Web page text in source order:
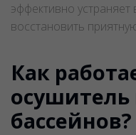
эффективно
восстановить
Как
осушитель
бассейнов?